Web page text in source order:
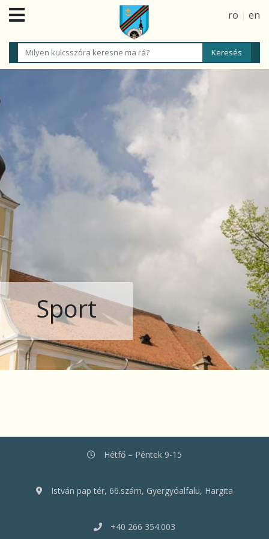
ro | en
Sport
Hétfő – Péntek 9-15
István pap tér, 66.szám, Gyergyóalfalu, Hargita
+40 266 354.003